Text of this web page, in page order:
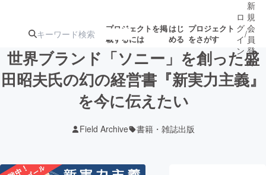
プロジェクトを掲
載するには
はじ
める
プロジェクト
をさがす
注目のリ 注目の新着プロ
ジェクト
募集終了が近いプ
ロ
グ
イ
ン
/
新
規
会
員
登
録
世界ブランド「ソニー」を創った盛
田昭夫氏の幻の経営書『新実力主義』
を今に伝えたい
Field Archive 書籍・雑誌出版